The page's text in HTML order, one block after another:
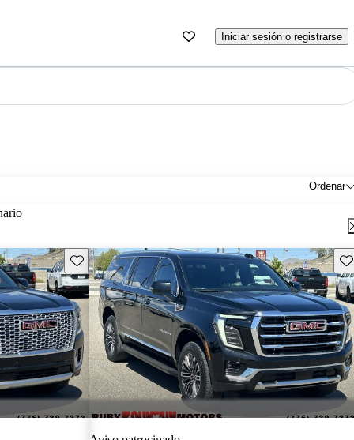
Iniciar sesión o registrarse
Ordenar
Guarda este Aviso